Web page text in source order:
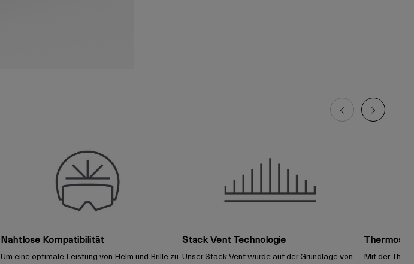
Nahtlose Kompatibilität
Um eine optimale Leistung von Helm und Brille zu
Stack Vent Technologie
Unser Stack Vent wurde auf der Grundlage von
Mit der